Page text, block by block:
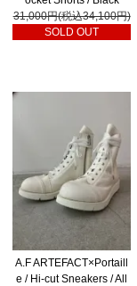
31,000円(税込34,100円)
SOLD OUT
A.F ARTEFACT×Portaill
e / Hi-cut Sneakers / All